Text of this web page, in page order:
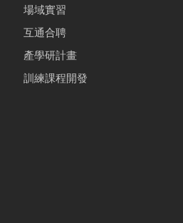
場域實習
互通合聘
產學研計畫
訓練課程開發